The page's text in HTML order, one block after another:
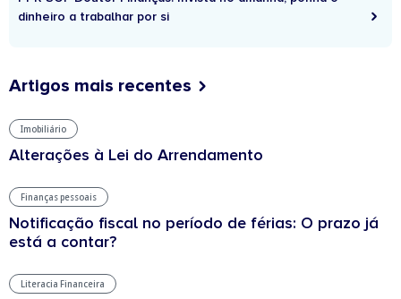
dinheiro a trabalhar por si
Artigos mais recentes
Imobiliário
Alterações à Lei do Arrendamento
Finanças pessoais
Notificação fiscal no período de férias: O prazo já
está a contar?
Literacia Financeira